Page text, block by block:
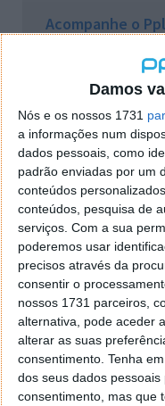
Damos
Nós e os nossos 1731
a informações num
dados pessoais, como
padrão enviadas por um
conteúdos
conteúdos, pesquisa de
serviços. Com a sua
poderemos usar
precisos através da
consentir o
nossos 1731 parceiros,
alternativa, pode aceder
alterar as suas
consentimento. Tenha
dos seus dados
consentimento, mas que
Acompanhe o
Proponha uma
Tags: adaptador defeito
USB
Linux: Vamos